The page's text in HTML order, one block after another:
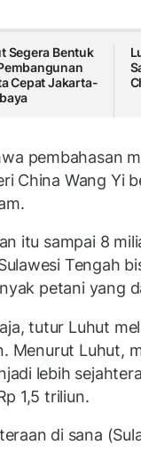
Segera Bentuk
Cepat Jakarta-
pembahasan
China Wang Yi
itu sampai 8
Tengah
petani yang
tutur Luhut
Menurut Luhut,
lebih
1,5 triliun.
di sana